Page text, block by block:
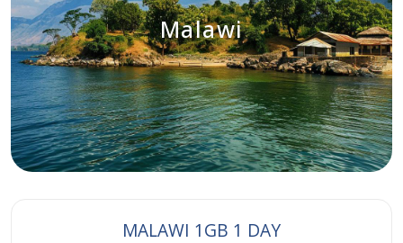
Malawi
MALAWI 1GB 1 DAY